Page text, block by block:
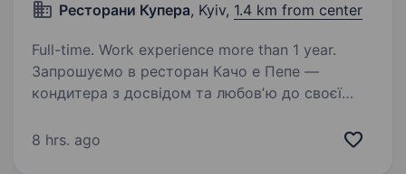
Ресторани Купера, Kyiv, 1.4 km from center
Full-time. Work experience more than 1 year.
Запрошуємо в ресторан Качо е Пепе —
кондитера з досвідом та любовʼю до своєї
та оформлення кондитерських виробів
8 hrs. ago